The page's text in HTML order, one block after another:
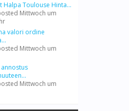
Halpa Toulouse Hinta...
Mittwoch um
valori ordine
Mittwoch um
Mittwoch um